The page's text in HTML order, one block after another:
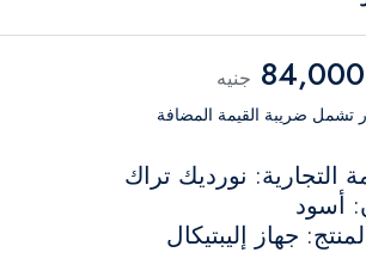
جنيه
تشمل ضريبة القيمة المضافة
التجارية: نورديك تراك
أسود
جهاز إليبتيكال